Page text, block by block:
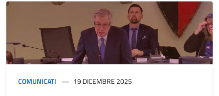
COMUNICATI 19 DICEMBRE 2025